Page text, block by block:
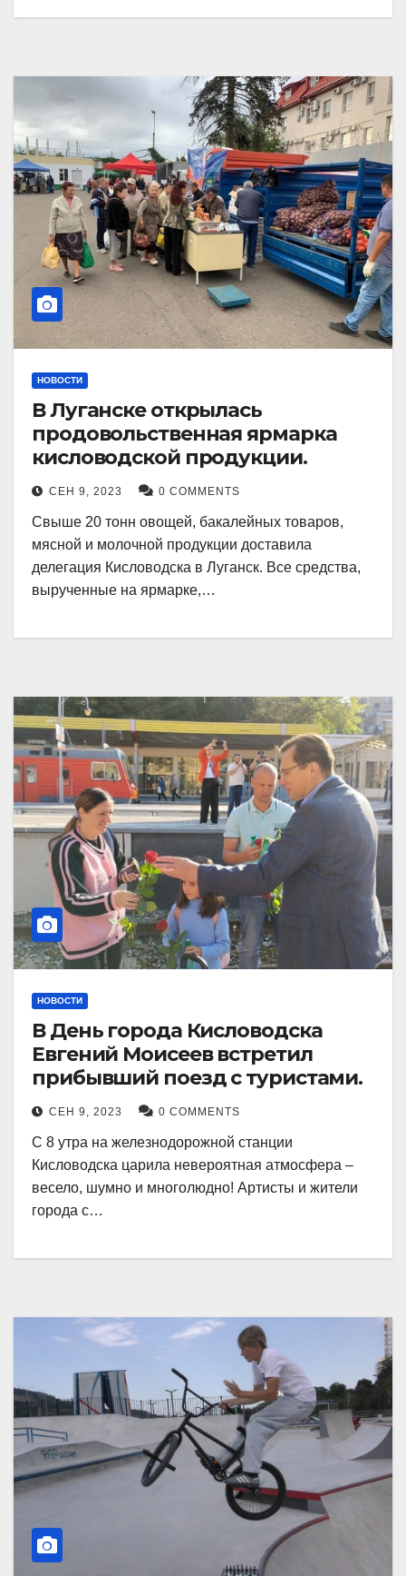
НОВОСТИ
В Луганске открылась
продовольственная ярмарка
кисловодской продукции.
СЕН 9, 2023 0 COMMENTS
Свыше 20 тонн овощей, бакалейных товаров,
мясной и молочной продукции доставила
делегация Кисловодска в Луганск. Все средства,
вырученные на ярмарке,…
НОВОСТИ
В День города Кисловодска
Евгений Моисеев встретил
прибывший поезд с туристами.
СЕН 9, 2023 0 COMMENTS
С 8 утра на железнодорожной станции
Кисловодска царила невероятная атмосфера –
весело, шумно и многолюдно! Артисты и жители
города с…